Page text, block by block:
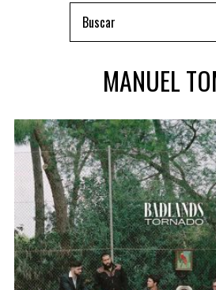
MANUEL